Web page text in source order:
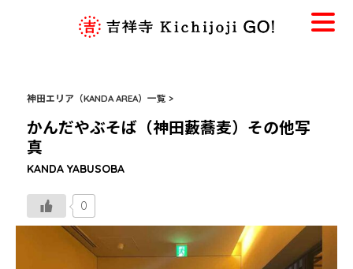
神田エリア（KANDA AREA）一覧 >
かんだやぶそば（神田藪蕎麦）その他写
真
KANDA YABUSOBA
0